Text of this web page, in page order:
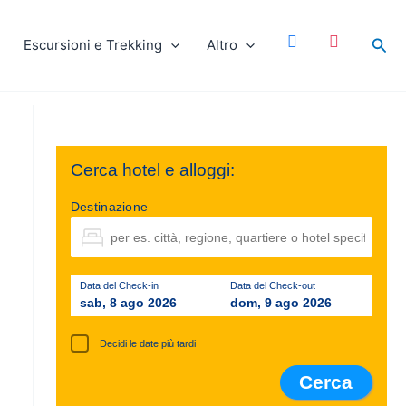
Escursioni e Trekking Altro
Cerca hotel e alloggi:
Destinazione
Data del Check-in
sab, 8 ago 2026
Data del Check-out
dom, 9 ago 2026
Decidi le date più tardi